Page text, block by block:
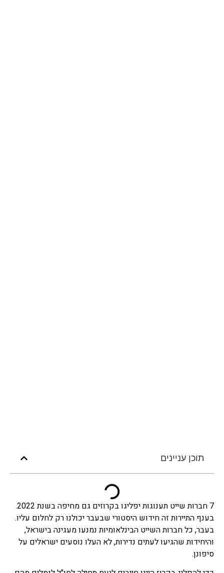
תוכן עניינים
7 חברות שייט תענוגות יפליגו בקרוזים גם מחיפה בשנת 2022.
בענף התיירות זה חידוש היסטורי שבעבר יכולנו רק לחלום עליו.
בעבר, כל חברות השייט הבינלאומיות נמנעו מעגינה בישראל,
והיחידות שהגיעו לעתים נדירות, לא העלו נוסעים ישראלים על
סיפונן.